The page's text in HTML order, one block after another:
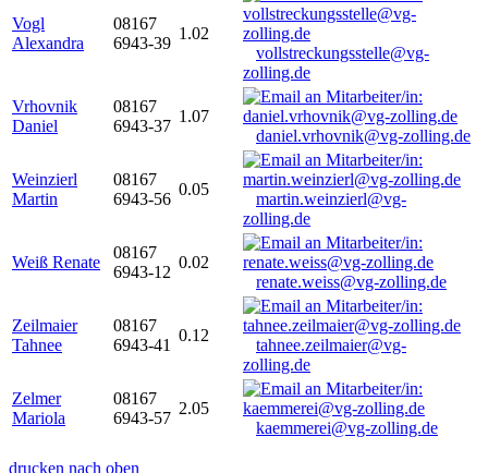
Vogl
Alexandra
08167
6943-39
1.02
vollstreckungsstelle@vg-
zolling.de
Vrhovnik
Daniel
08167
6943-37
1.07
daniel.vrhovnik@vg-zolling.de
Weinzierl
Martin
08167
6943-56
0.05
martin.weinzierl@vg-
zolling.de
Weiß Renate
08167
6943-12
0.02
renate.weiss@vg-zolling.de
Zeilmaier
Tahnee
08167
6943-41
0.12
tahnee.zeilmaier@vg-
zolling.de
Zelmer
Mariola
08167
6943-57
2.05
kaemmerei@vg-zolling.de
drucken nach oben